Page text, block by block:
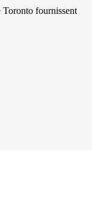
Toronto fournissent